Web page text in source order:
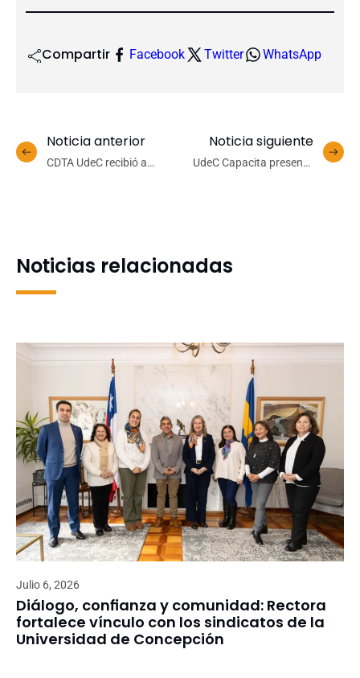
Compartir Facebook Twitter WhatsApp
Noticia anterior
CDTA UdeC recibió a
Noticia siguiente
UdeC Capacita presenta
Noticias relacionadas
Julio 6, 2026
Diálogo, confianza y comunidad: Rectora
fortalece vínculo con los sindicatos de la
Universidad de Concepción